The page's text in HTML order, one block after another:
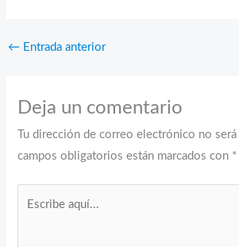
← Entrada anterior
Deja un comentario
Tu dirección de correo electrónico no será
campos obligatorios están marcados con *